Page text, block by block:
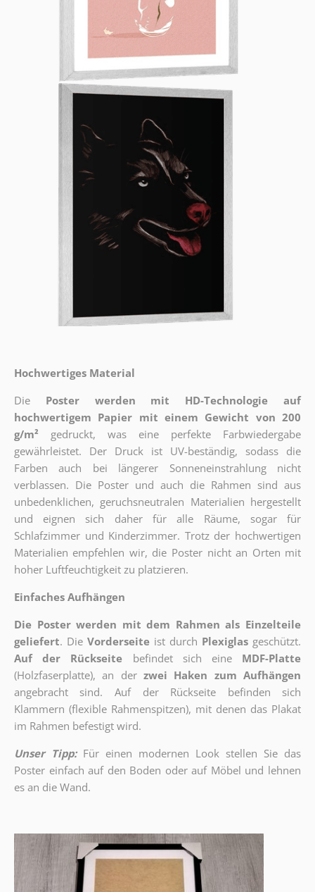
Hochwertiges Material
Die
Poster werden mit HD-Technologie auf
hochwertigem Papier mit einem Gewicht von 200
g/m²
gedruckt, was eine perfekte Farbwiedergabe
gewährleistet. Der Druck ist UV-beständig, sodass die
Farben auch bei längerer Sonneneinstrahlung nicht
verblassen. Die Poster und auch die Rahmen sind aus
unbedenklichen, geruchsneutralen Materialien hergestellt
und eignen sich daher für alle Räume, sogar für
Schlafzimmer und Kinderzimmer. Trotz der hochwertigen
Materialien empfehlen wir, die Poster nicht an Orten mit
hoher Luftfeuchtigkeit zu platzieren.
Einfaches Aufhängen
Die Poster werden mit dem Rahmen als Einzelteile
geliefert. Die Vorderseite ist durch Plexiglas geschützt.
Auf der Rückseite
befindet sich eine
MDF-Platte
(Holzfaserplatte), an der zwei Haken zum Aufhängen
angebracht sind.
Auf der Rückseite befinden sich
Klammern (flexible Rahmenspitzen), mit denen das Plakat
im Rahmen befestigt wird.
Unser Tipp: Für einen modernen Look stellen Sie das
Poster einfach auf den Boden oder auf Möbel und lehnen
es an die Wand.